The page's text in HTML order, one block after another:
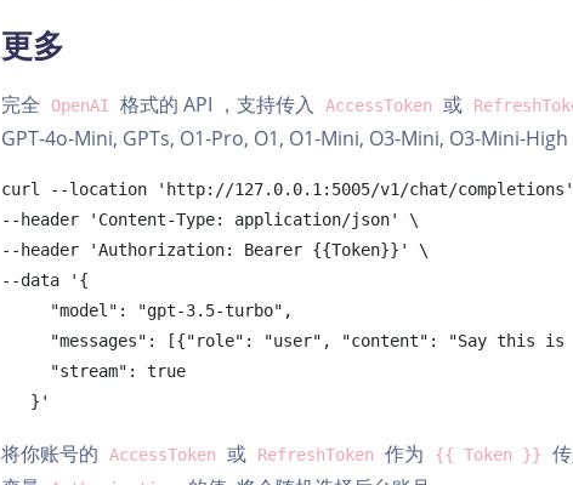
更多
完全 OpenAI 格式的 API ，支持传入 AccessToken 或
GPT-4o-Mini, GPTs, O1-Pro, O1, O1-Mini, O3-Mini, O3-Mini-High
curl --location 'http://127.0.0.1:5005/v1/chat/
--header 'Content-Type: application/json' \
--header 'Authorization: Bearer {{Token}}' \
--data '{
   }'
将你账号的 AccessToken 或 RefreshToken 作为 {{ Token }}